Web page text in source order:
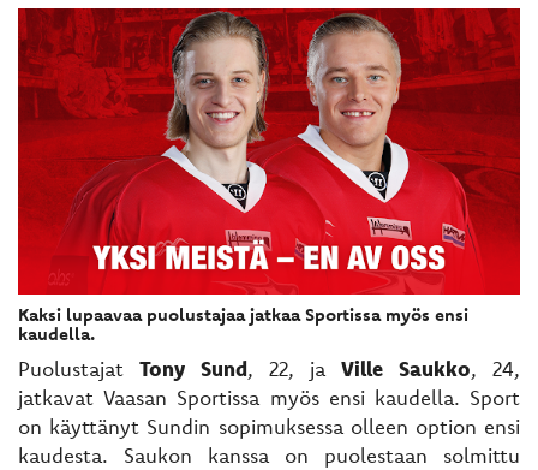
Kaksi lupaavaa puolustajaa jatkaa Sportissa myös ensi
kaudella.
PuolustajatTony Sund, 22, jaVille Saukko, 24,
jatkavat Vaasan Sportissa myös ensi kaudella. Sport
on käyttänyt Sundin sopimuksessa olleen option ensi
kaudesta. Saukon kanssa on puolestaan solmittu